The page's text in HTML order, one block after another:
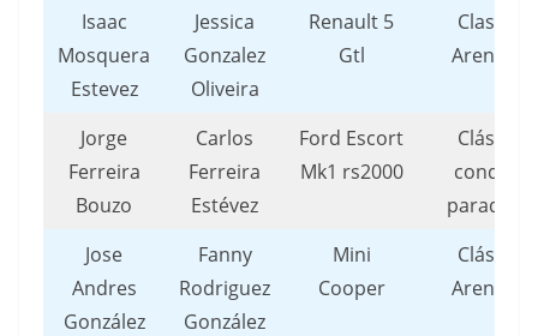
Isaac
Mosquera
Estevez
Jessica
Gonzalez
Oliveira
Renault 5
Gtl
Clasicos
Arenteiro
Jorge
Ferreira
Bouzo
Carlos
Ferreira
Estévez
Ford Escort
Mk1 rs2000
Clásicos
condado
Jose
Andres
González
Fanny
Rodriguez
González
Mini
Cooper
Clásicos
Arenteiro